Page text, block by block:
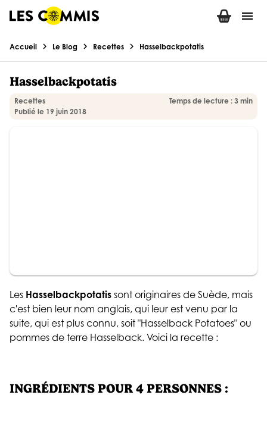
menu
Accueil chevron_right Le Blog chevron_right Recettes chevron_right Hasselbackpotatis
Hasselbackpotatis
Recettes
Publié le 19 juin 2018
Temps de lecture : 3 min
Les Hasselbackpotatis sont originaires de Suède, mais
c'est bien leur nom anglais, qui leur est venu par la
suite, qui est plus connu, soit "Hasselback Potatoes" ou
pommes de terre Hasselback. Voici la recette :
INGRÉDIENTS POUR 4 PERSONNES :